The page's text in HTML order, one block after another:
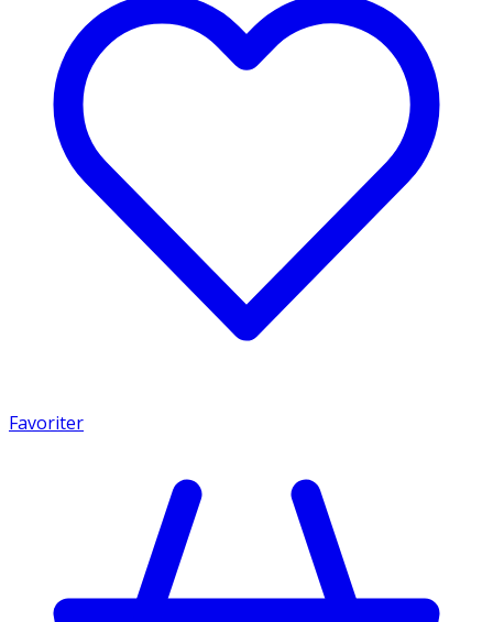
Favoriter